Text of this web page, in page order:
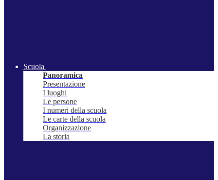
Scuola
Panoramica
Presentazione
I luoghi
Le persone
I numeri della scuola
Le carte della scuola
Organizzazione
La storia